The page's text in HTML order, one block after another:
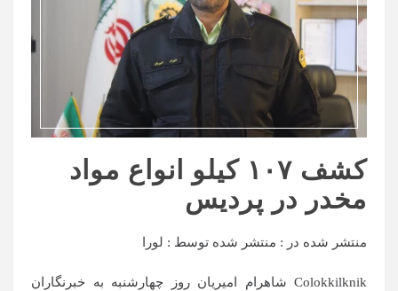
کشف ۱۰۷ کیلو انواع مواد
مخدر در پردیس
منتشر شده در : منتشر شده توسط : لورا
Colokkilknik شاهرام امیریان روز چهارشنبه به خبرنگاران